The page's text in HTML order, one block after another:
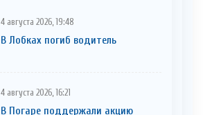
4 августа 2026, 19:48
В Лобках погиб водитель
4 августа 2026, 16:21
В Погаре поддержали акцию